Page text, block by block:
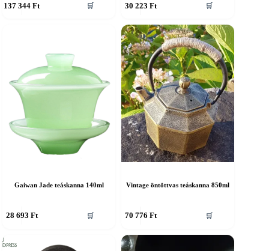
137 344Ft 🛒 30 223 Ft 🛒
Gaiwan Jade teáskanna 140ml
28 693 Ft 🛒
Vintage öntöttvas teáskanna 850ml
70 776 Ft 🛒